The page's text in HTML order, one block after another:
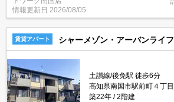
情報更新日 2026/08/05
賃貸アパート シャーメゾン・アーバンライ
土讃線/後免駅 徒歩6分
高知県南国市駅前町４丁目
築22年
2階建